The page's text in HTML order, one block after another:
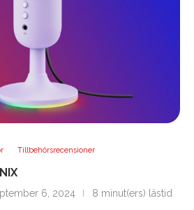
Tillbehörsrecensioner
6, 2024 8 minut(ers) lästid